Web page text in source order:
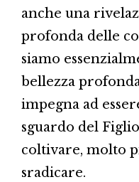
anche una
profonda delle
siamo
bellezza
impegna ad
sguardo del
coltivare, molto
sradicare.